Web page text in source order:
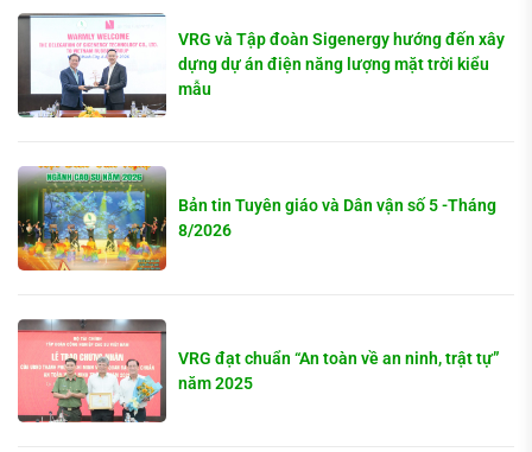
VRG và Tập đoàn Sigenergy hướng đến xây
dựng dự án điện năng lượng mặt trời kiểu
mẫu
Bản tin Tuyên giáo và Dân vận số 5 -Tháng
8/2026
VRG đạt chuẩn “An toàn về an ninh, trật tự”
năm 2025